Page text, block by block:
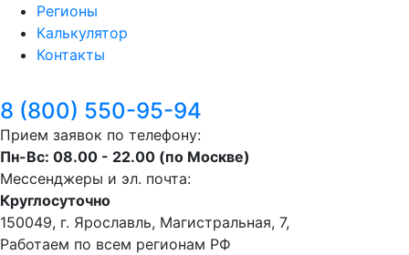
Регионы
Калькулятор
Контакты
8 (800) 550-95-94
Прием заявок по телефону:
Пн-Вс: 08.00 - 22.00 (по Москве)
Мессенджеры и эл. почта:
Круглосуточно
150049, г. Ярославль, ​Магистральная, 7,
Работаем по всем регионам РФ